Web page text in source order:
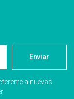
Enviar
a nuevas